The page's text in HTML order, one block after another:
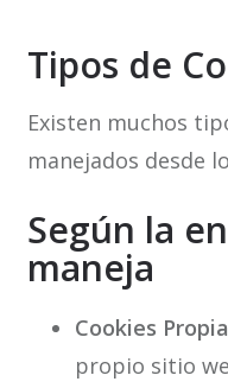
Tipos de
Existen muchos
manejados desde
Según la
maneja
Cookies
propio sitio